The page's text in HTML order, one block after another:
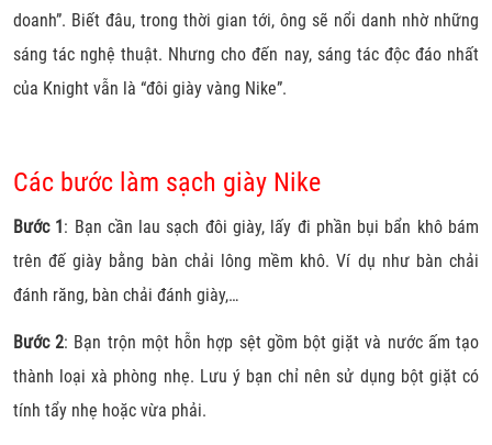
doanh”. Biết đâu, trong thời gian tới, ông sẽ nổi danh nhờ những
sáng tác nghệ thuật. Nhưng cho đến nay, sáng tác độc đáo nhất
của Knight vẫn là “đôi giày vàng Nike”.
Các bước làm sạch giày Nike
Bước 1: Bạn cần lau sạch đôi giày, lấy đi phần bụi bẩn khô bám
trên đế giày bằng bàn chải lông mềm khô. Ví dụ như bàn chải
đánh răng, bàn chải đánh giày,…
Bước 2: Bạn trộn một hỗn hợp sệt gồm bột giặt và nước ấm tạo
thành loại xà phòng nhẹ. Lưu ý bạn chỉ nên sử dụng bột giặt có
tính tẩy nhẹ hoặc vừa phải.